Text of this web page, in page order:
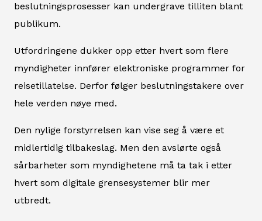
beslutningsprosesser kan undergrave tilliten blant
publikum.
Utfordringene dukker opp etter hvert som flere
myndigheter innfører elektroniske programmer for
reisetillatelse. Derfor følger beslutningstakere over
hele verden nøye med.
Den nylige forstyrrelsen kan vise seg å være et
midlertidig tilbakeslag. Men den avslørte også
sårbarheter som myndighetene må ta tak i etter
hvert som digitale grensesystemer blir mer
utbredt.